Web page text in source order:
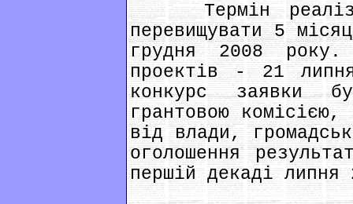
Термін
перевищувати 5
грудня 2008 року.
проектів - 21
конкурс заявки
грантовою
від влади,
оголошення
першій декаді липня